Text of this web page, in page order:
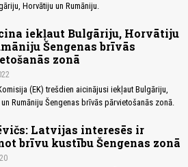
Horvātiju un Rumāniju.
iekļaut Bulgāriju, Horvātiju
Šengenas brīvās
zonā
(EK) trešdien aicinājusi iekļaut Bulgāriju,
Rumāniju Šengenas brīvās pārvietošanās zonā.
Latvijas interesēs ir
brīvu kustību Šengenas zonā